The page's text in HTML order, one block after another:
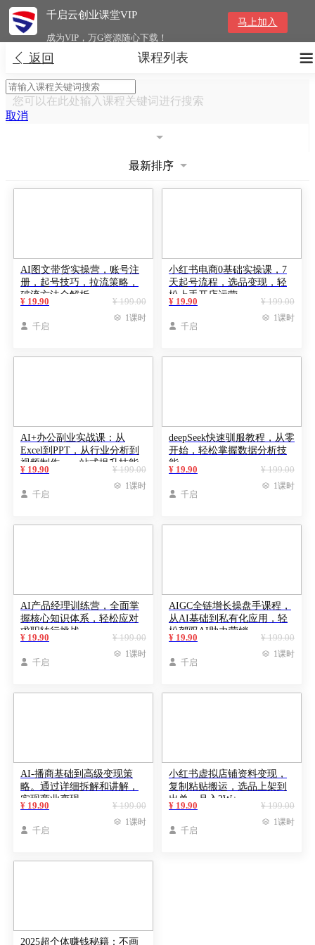
千启云创业课堂VIP
成为VIP，万G资源随心下载！
马上加入
 返回 
课程列表
您可以在此处输入课程关键词进行搜索
取消
最新排序
AI图文带货实操营，账号注
册，起号技巧，拉流策略，
破流方法全解析
¥ 199.00
¥ 19.90
 千启
 1课时
小红书电商0基础实操课，7
天起号流程，选品变现，轻
松上手开店运营
¥ 199.00
¥ 19.90
 千启
 1课时
AI+办公副业实战课：从
Excel到PPT，从行业分析到
视频制作，一站式提升技能
¥ 199.00
¥ 19.90
 千启
 1课时
deepSeek快速驯服教程，从零
开始，轻松掌握数据分析技
能
¥ 199.00
¥ 19.90
 千启
 1课时
AI产品经理训练营，全面掌
握核心知识体系，轻松应对
求职转行挑战
¥ 199.00
¥ 19.90
 千启
 1课时
AIGC全链增长操盘手课程，
从AI基础到私有化应用，轻
松驾驭AI助力营销
¥ 199.00
¥ 19.90
 千启
 1课时
AI-播商基础到高级变现策
略。通过详细拆解和讲解，
实现商业变现
¥ 199.00
¥ 19.90
 千启
 1课时
小红书虚拟店铺资料变现，
复制粘贴搬运，选品上架到
出单，月入2W+
¥ 199.00
¥ 19.90
 千启
 1课时
2025超个体赚钱秘籍：不画